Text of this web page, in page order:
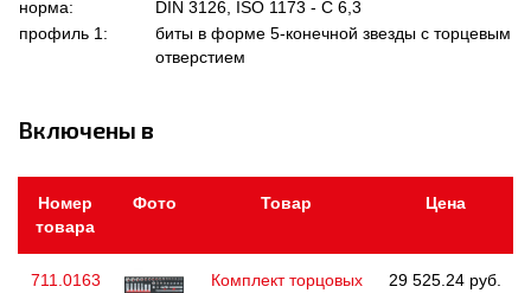
норма:
DIN 3126, ISO 1173 - C 6,3
профиль 1:
биты в форме 5-конечной звезды с торцевым
отверстием
Включены в
Номер
товара
Фото Товар Цена
711.0163
Комплект торцовых
29 525.24 руб.